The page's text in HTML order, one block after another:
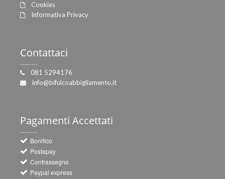
Cookies
Informativa Privacy
Contattaci
081 5294176
info@bifulcoabbigliamento.it
Pagamenti Accettati
Bonifico
Postepay
Contrassegno
Paypal express